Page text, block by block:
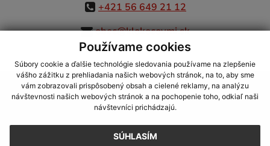
Používame cookies
Súbory cookie a ďalšie technológie sledovania používame na zlepšenie
vášho zážitku z prehliadania našich webových stránok, na to, aby sme
vám zobrazovali prispôsobený obsah a cielené reklamy, na analýzu
návštevnosti našich webových stránok a na pochopenie toho, odkiaľ naši
návštevníci prichádzajú.
SÚHLASÍM
+421 56 649 21 12
obec@klokocovmi.sk
využite možnosť získavania aktuálnych informácií s využitím RSS
CMS systém (redakčný) systém ECHELON 2,Mapa stránok,web portál
webex.digital, s.r.o.,domény,registrácia domény